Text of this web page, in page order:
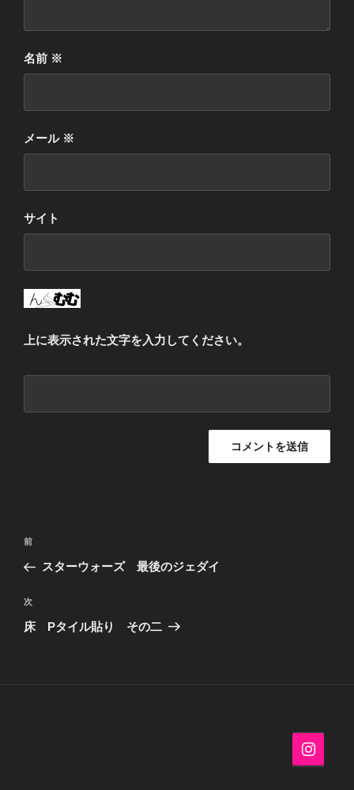
名前 ※
メール ※
サイト
上に表示された文字を入力してください。
投
ナ
ビ
ゲ
過
去
投
稿
前
スターウォーズ 最後のジェダイ
次
の
次
床 Pタイル貼り その二